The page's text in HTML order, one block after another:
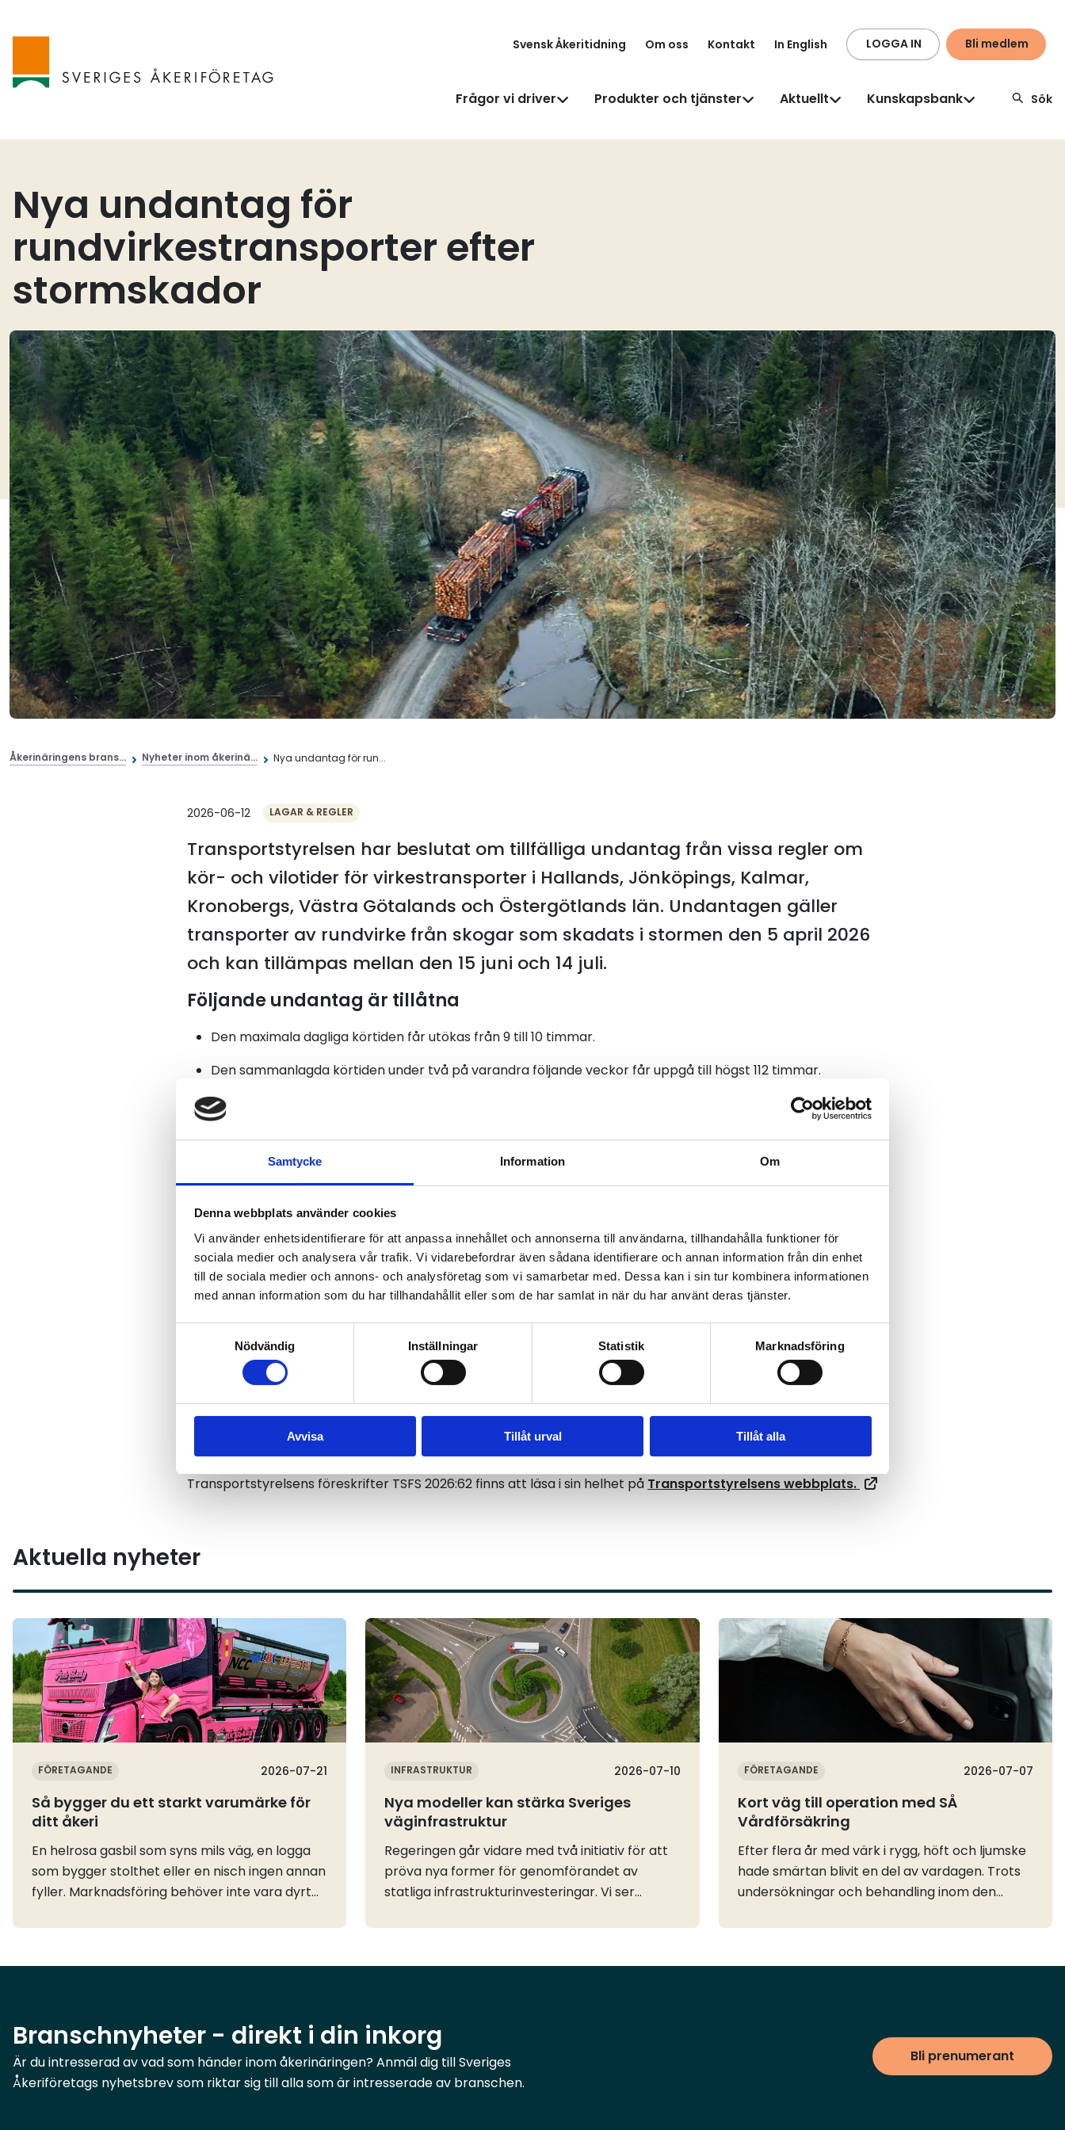
Samtycke Information Om
Denna webbplats använder cookies
Vi använder enhetsidentifierare för att anpassa innehållet och annonserna till användarna, tillhandahålla funktioner för
sociala medier och analysera vår trafik. Vi vidarebefordrar även sådana identifierare och annan information från din enhet
till de sociala medier och annons- och analysföretag som vi samarbetar med. Dessa kan i sin tur kombinera informationen
med annan information som du har tillhandahållit eller som de har samlat in när du har använt deras tjänster.
Nödvändig
Inställningar Statistik Marknadsföring
Avvisa Tillåt urval Tillåt alla
Svensk Åkeritidning Om oss Kontakt In English LOGGA IN Bli medlem
Frågor vi driver Produkter och tjänster Aktuellt Kunskapsbank Sök
Nya undantag för
rundvirkestransporter efter
stormskador
Åkerinäringens brans... Nyheter inom åkerinä... Nya undantag för run...
2026-06-12 LAGAR & REGLER
Transportstyrelsen har beslutat om tillfälliga undantag från vissa regler om
kör- och vilotider för virkestransporter i Hallands, Jönköpings, Kalmar,
Kronobergs, Västra Götalands och Östergötlands län. Undantagen gäller
transporter av rundvirke från skogar som skadats i stormen den 5 april 2026
och kan tillämpas mellan den 15 juni och 14 juli.
Följande undantag är tillåtna
Den maximala dagliga körtiden får utökas från 9 till 10 timmar.
Den sammanlagda körtiden under två på varandra följande veckor får uppgå till högst 112 timmar.
överskrids.
Reducerad veckovila behöver inte kompenseras.
Viktigt att känna till
Föreskrifterna reglerar vissa undantag från EU förordning om kör- och vilotider. Övriga regler gäller som
vanligt.
Undantagen innebär en möjlighet att tillfälligt frångå vissa bestämmelser, men det finns inget krav på att
utnyttja dem.
Det är också viktigt att beakta reglerna i vägarbetstidslagen (Lag 2005:395 om arbetstid vid visst
vägtransportarbete) med tillhörande förordningar och föreskrifter, eftersom dessa kan begränsa hur
undantagen kan användas i praktiken.
kollektivavtal bör berörd arbetstagarorganisation kontaktas.
Ta del av föreskriften
Transportstyrelsens föreskrifter TSFS 2026:62 finns att läsa i sin helhet på Transportstyrelsens webbplats.
Aktuella nyheter
FÖRETAGANDE 2026-07-21
Så bygger du ett starkt varumärke för
ditt åkeri
En helrosa gasbil som syns mils väg, en logga
som bygger stolthet eller en nisch ingen annan
fyller. Marknadsföring behöver inte vara dyrt
speciellt i uppstarten av ditt eget åkeri. Våra
marknadsföring. Jag är ute på lastbilsmässor,
nätverkar, och har fått en del uppmärksamhet
i branschtidningar. Det handlar om att våga
Läs mer
INFRASTRUKTUR 2026-07-10
Nya modeller kan stärka Sveriges
väginfrastruktur
Regeringen går vidare med två initiativ för att
pröva nya former för genomförandet av
statliga infrastrukturinvesteringar. Vi ser
arbetssätt som kan korta ledtider, stärka
infrastrukturprojekt genom offentlig-privat
samverkan, OPS. Uppdraget ska redovisas
senast den 4 maj 2027. Samtidigt tillsätts en
Läs mer
FÖRETAGANDE 2026-07-07
Kort väg till operation med SÅ
Vårdförsäkring
Efter flera år med värk i rygg, höft och ljumske
hade smärtan blivit en del av vardagen. Trots
undersökningar och behandling inom den
värre. För en av Sveriges Åkeriföretags
röntgenundersökningar och därefter följde
kontakt med fysioterapeut och ett
träningsprogram. Förhoppningen var att
Läs mer
Branschnyheter - direkt i din inkorg
Är du intresserad av vad som händer inom åkerinäringen? Anmäl dig till Sveriges
Åkeriföretags nyhetsbrev som riktar sig till alla som är intresserade av branschen.
Bli prenumerant